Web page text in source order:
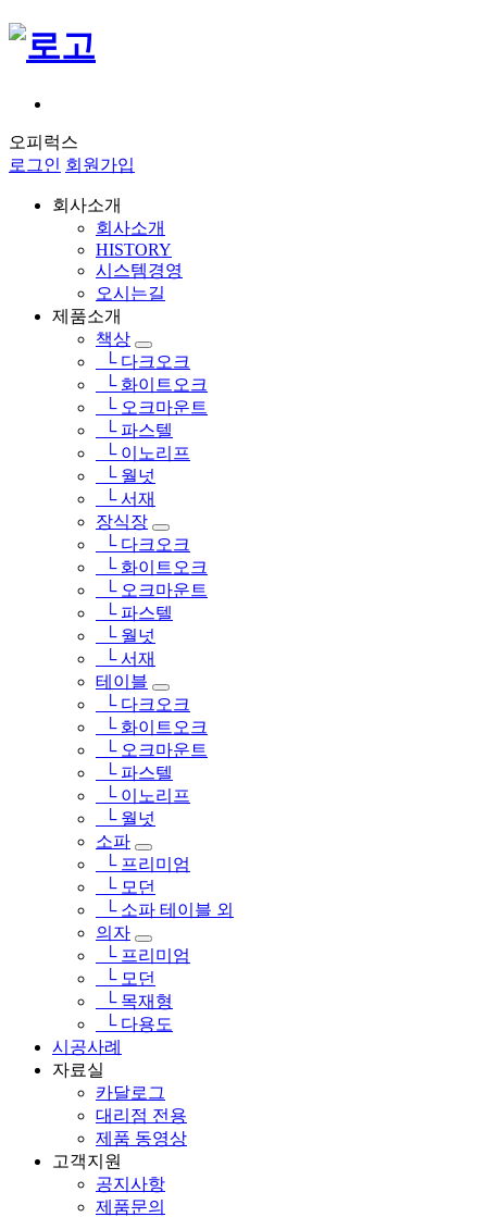
오피럭스
로그인 회원가입
회사소개
회사소개
HISTORY
시스템경영
오시는길
제품소개
책상
└ 다크오크
└ 화이트오크
└ 오크마운트
└ 파스텔
└ 이노리프
└ 월넛
└ 서재
장식장
└ 다크오크
└ 화이트오크
└ 오크마운트
└ 파스텔
└ 월넛
└ 서재
테이블
└ 다크오크
└ 화이트오크
└ 오크마운트
└ 파스텔
└ 이노리프
└ 월넛
소파
└ 프리미엄
└ 모던
└ 소파 테이블 외
의자
└ 프리미엄
└ 모던
└ 목재형
└ 다용도
시공사례
자료실
카달로그
대리점 전용
제품 동영상
고객지원
공지사항
제품문의